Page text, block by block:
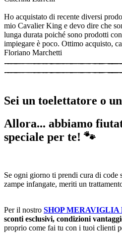
Ho acquistato di recente diversi
mio Cavalier King e devo dire che
lunga durata poiché sono prodotti
impiegare è poco. Ottimo acquisto,
Floriano Marchetti
Sei un toelettatore o
Allora... abbiamo
speciale per te! 🐾
Se ogni giorno ti prendi cura di code
zampe infangate, meriti un
Per il nostro SHOP MERAVIGLIA
sconti esclusivi, condizioni
proprio come fai tu con i tuoi clienti